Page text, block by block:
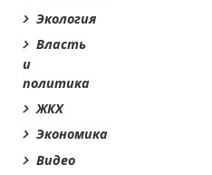
Экология
Власть
и
политика
ЖКХ
Экономика
Видео